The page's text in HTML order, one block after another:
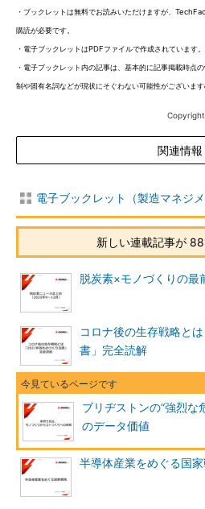
・ブックレットは無料でお読みいただけますが、
購読が必要です。
・電子ブックレットはPDFファイルで作成されています。
・電子ブックレット内の記事は、基本的に記事掲載時点
制や固有名詞などが現状にそぐわない可能性がございます
関連情報
電子ブックレット（製造マネジ
新しい連載記事が
脱炭素×モノづくりの最
コロナ後の生存戦略と
書」完全読解
ブリヂストンの“強烈な
のデータ価値
半導体産業をめぐる国